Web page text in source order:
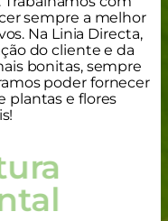
sempre a melhor
Na Linia Directa,
do cliente e da
bonitas, sempre
poder fornecer
plantas e flores